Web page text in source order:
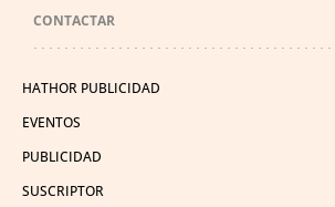
CONTACTAR
HATHOR PUBLICIDAD
EVENTOS
PUBLICIDAD
SUSCRIPTOR